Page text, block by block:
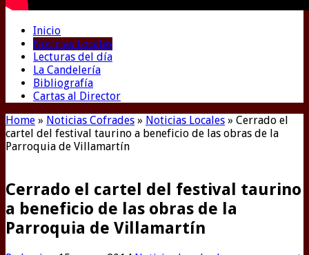
Inicio
Noticias Locales
Lecturas del día
La Candelería
Bibliografía
Cartas al Director
Home » Noticias Cofrades » Noticias Locales » Cerrado el
cartel del festival taurino a beneficio de las obras de la
Parroquia de Villamartín
Cerrado el cartel del festival taurino
a beneficio de las obras de la
Parroquia de Villamartín